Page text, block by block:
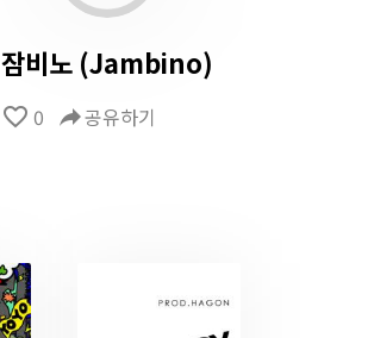
잠비노 (Jambino)
favorite_border 0 reply공유하기